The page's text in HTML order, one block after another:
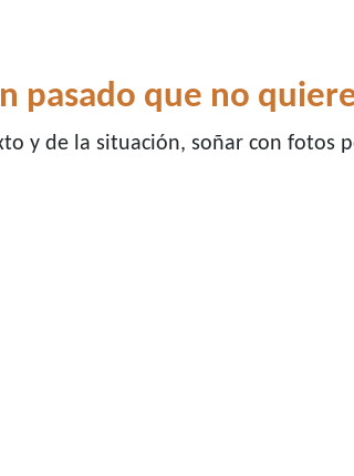
pasado que no
y de la situación, soñar con fotos